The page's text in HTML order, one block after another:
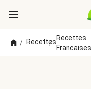
/ Recettes
/
Recettes
Francaises